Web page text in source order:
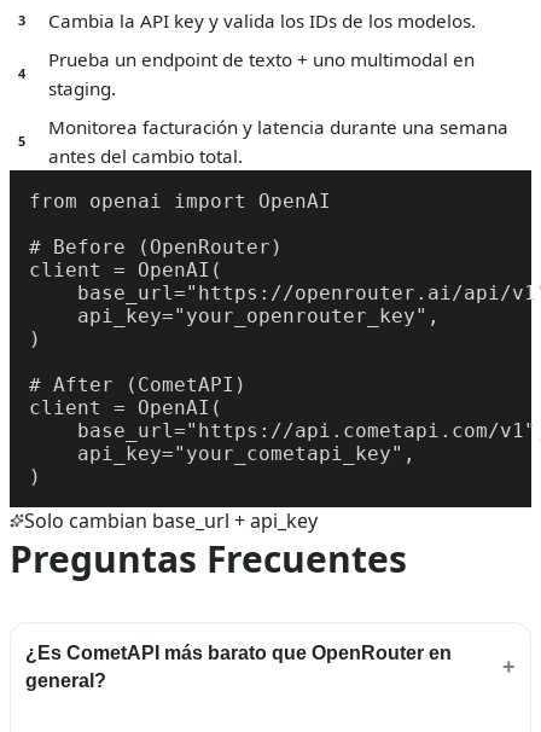
3 Cambia la API key y valida los IDs de los modelos.
4
Prueba un endpoint de texto + uno multimodal en
staging.
5
Monitorea facturación y latencia durante una semana
antes del cambio total.
from openai import OpenAI
# Before (OpenRouter)
client = OpenAI(
base_url="https://openrouter.ai/api/
    api_key="your_openrouter_key",
)
# After (CometAPI)
client = OpenAI(
base_url="https://api.cometapi.com/
    api_key="your_cometapi_key",
)
Solo cambian base_url + api_key
Preguntas Frecuentes
¿Es CometAPI más barato que OpenRouter en
general?